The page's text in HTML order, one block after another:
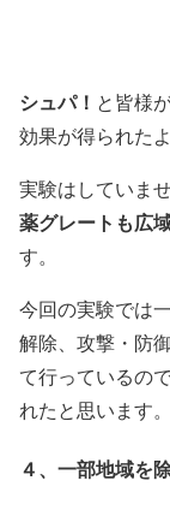
シュパ！ と皆様
効果が得られたよ
実験はしていま
薬グレートも広
す。
今回の実験では
解除、攻撃・防
て行っているの
れたと思います。
４、一部地域を